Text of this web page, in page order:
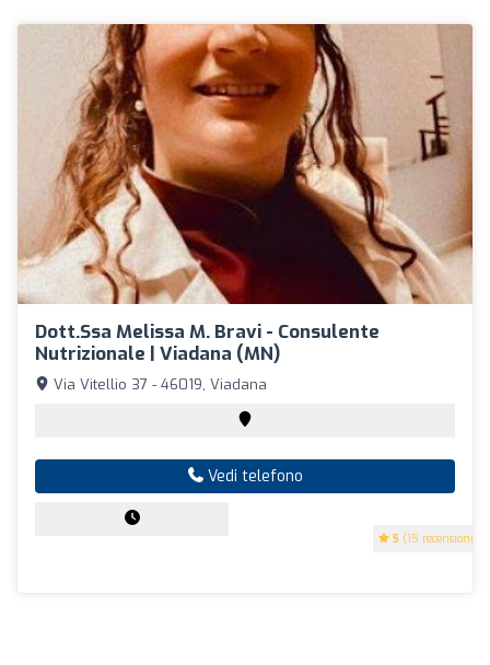
Dott.ssa Melissa M. Bravi - Consulente
Nutrizionale | Viadana (MN)
5 (15 recensioni)
Via Vitellio 37 - 46019, Viadana
Vedi telefono